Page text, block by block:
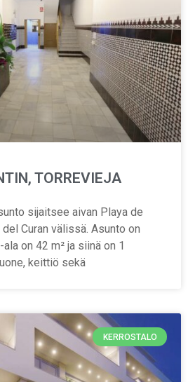
TORREVIEJA
sijaitsee aivan Playa de
Curan välissä. Asunto on
on 42 m² ja siinä on 1
keittiö sekä
KERROSTALO